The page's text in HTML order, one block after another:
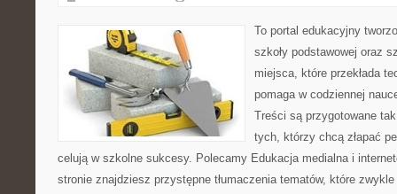
To portal edukacyjny
szkoły podstawowej oraz
miejsca, które przekłada
pomaga w codziennej
Treści są przygotowane
tych, którzy chcą złapać
celują w szkolne sukcesy. Polecamy Edukacja medialna i
stronie znajdziesz przystępne tłumaczenia tematów, które